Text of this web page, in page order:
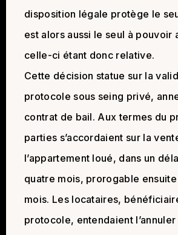
disposition légale protège le
est alors aussi le seul à pouvoir
celle-ci étant donc relative.
Cette décision statue sur la
protocole sous seing privé,
contrat de bail. Aux termes du
parties s’accordaient sur la
l’appartement loué, dans un
quatre mois, prorogable
mois. Les locataires,
protocole, entendaient